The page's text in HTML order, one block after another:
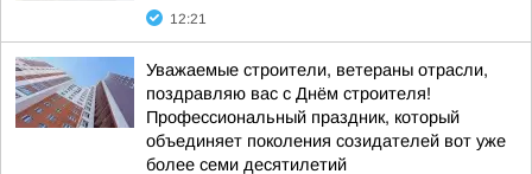
12:21
Уважаемые строители, ветераны отрасли,
поздравляю вас с Днём строителя!
Профессиональный праздник, который
объединяет поколения созидателей вот уже
более семи десятилетий